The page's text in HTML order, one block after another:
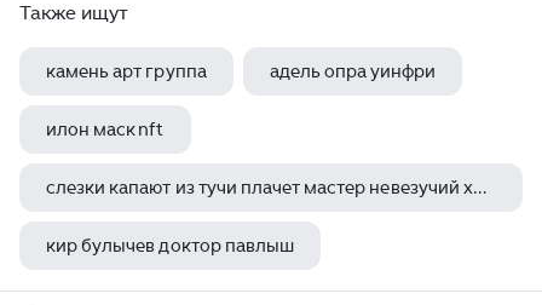
Также ищут
камень арт группа адель опра уинфри
илон маск nft
слезки капают из тучи плачет мастер невезучий хмурой осени художник хлюпает по лужам
кир булычев доктор павлыш